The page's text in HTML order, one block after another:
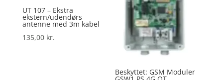
UT 107 – Ekstra
ekstern/udendørs
antenne med 3m kabel
135,00 kr.
Beskyttet: GSM Moduler